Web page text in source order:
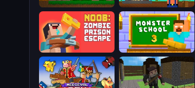
Survival Craft Adventure
Mine Blocks
Monster School 3
Noob: Zombie Prison Escape